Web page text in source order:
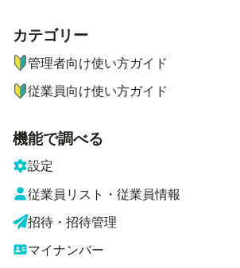
ナビゲーションメニュー
カテゴリー
管理者向け使い方ガイド
従業員向け使い方ガイド
機能で調べる
設定
従業員リスト・従業員情報
招待・招待管理
マイナンバー